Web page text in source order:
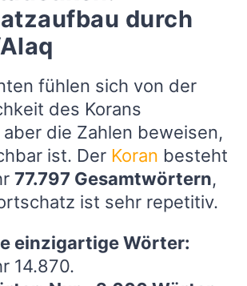
durch
fühlen sich von der
des Korans
die Zahlen beweisen,
ist. Der Koran besteht
77.797 Gesamtwörtern,
ist sehr repetitiv.
einzigartige Wörter:
14.870.